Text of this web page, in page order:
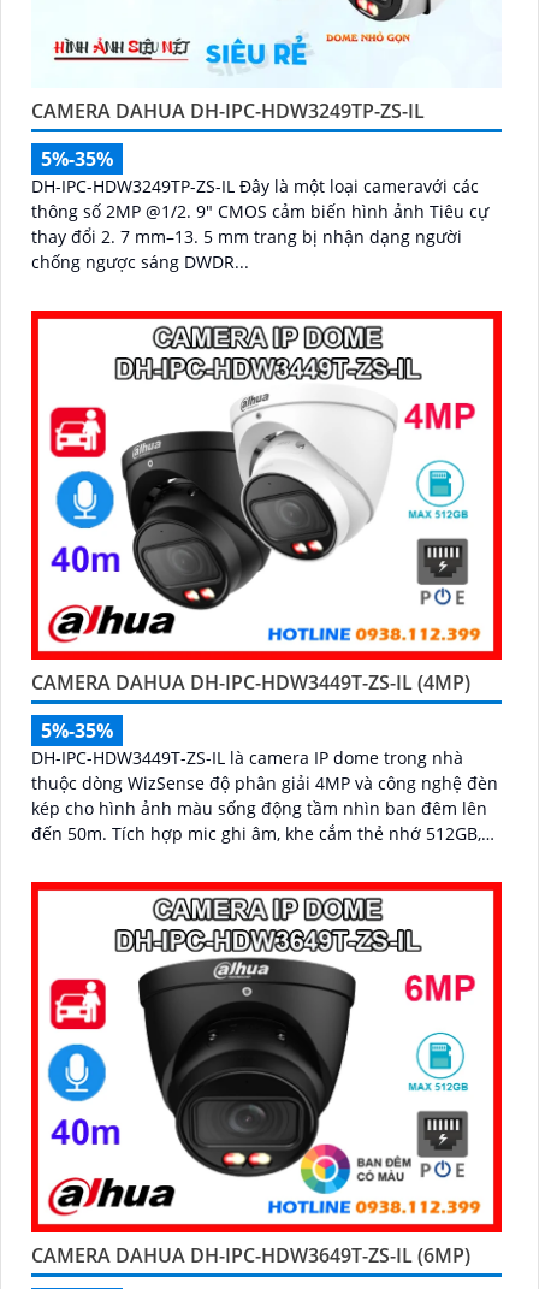
CAMERA DAHUA DH-IPC-HDW3249TP-ZS-IL
5%-35%
DH-IPC-HDW3249TP-ZS-IL Đây là một loại cameravới các
thông số 2MP @1/2. 9" CMOS cảm biến hình ảnh Tiêu cự
thay đổi 2. 7 mm–13. 5 mm trang bị nhận dạng người
chống ngược sáng DWDR...
CAMERA DAHUA DH-IPC-HDW3449T-ZS-IL (4MP)
5%-35%
DH-IPC-HDW3449T-ZS-IL là camera IP dome trong nhà
thuộc dòng WizSense độ phân giải 4MP và công nghệ đèn
kép cho hình ảnh màu sống động tầm nhìn ban đêm lên
đến 50m. Tích hợp mic ghi âm, khe cắm thẻ nhớ 512GB,
phương tiện, camera mang đến giải pháp giám sát an
ninh thông minh, hiệu quả phù hợp lắp đặt tại gia đình,
văn phòng
CAMERA DAHUA DH-IPC-HDW3649T-ZS-IL (6MP)